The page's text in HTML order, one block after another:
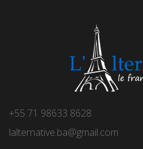
+55 71 98633 8628
lalternative.ba@gmail.com